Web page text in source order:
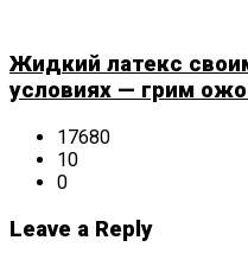
Жидкий латекс
условиях — грим
17680
10
0
Leave a Reply